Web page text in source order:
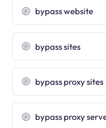
bypass website
bypass sites
bypass proxy sites
bypass proxy